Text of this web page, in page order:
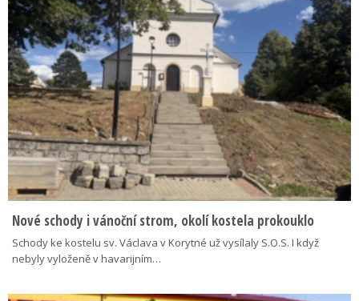
Nové schody i vánoční strom, okolí kostela prokouklo
Schody ke kostelu sv. Václava v Korytné už vysílaly S.O.S. I když
nebyly vyloženě v havarijním…